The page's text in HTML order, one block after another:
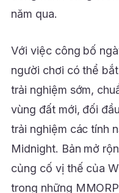
năm qua.
Với việc công bố
người chơi có thể
trải nghiệm sớm,
vùng đất mới, đối
trải nghiệm các tính
Midnight. Bản mở
củng cố vị thế của
trong những